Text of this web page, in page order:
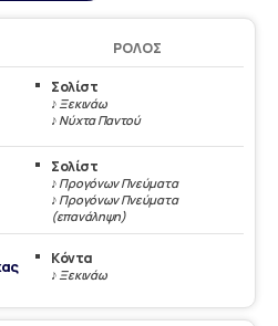
ΡΌΛΟΣ
Σολίστ
♪ Ξεκινάω
♪ Νύχτα Παντού
Σολίστ
♪ Προγόνων Πνεύματα
♪ Προγόνων Πνεύματα
(επανάληψη)
Κόντα
♪ Ξεκινάω